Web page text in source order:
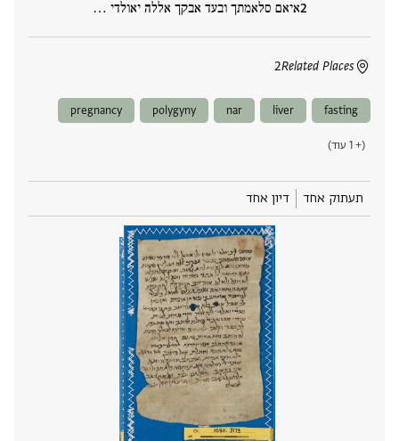
איאם סלאמתך ובעד אבקך אללה יאולדי ‮…
Related Places
2
fasting
liver
nar
polygyny
pregnancy
(+ 1 עוד)
תעתוק אחד דיון אחד